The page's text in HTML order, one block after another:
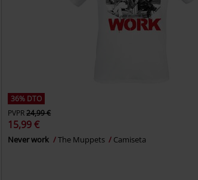
36% DTO
PVPR24,99 €
15,99 €
Never work The Muppets Camiseta